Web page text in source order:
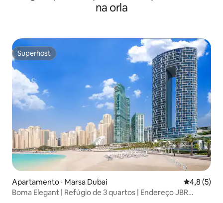
na orla
Superhost
Superhost
Apartamento ⋅ Marsa Dubai 4,8 de
4,8 (5)
Boma Elegant | Refúgio de 3 quartos | Endereço JBR